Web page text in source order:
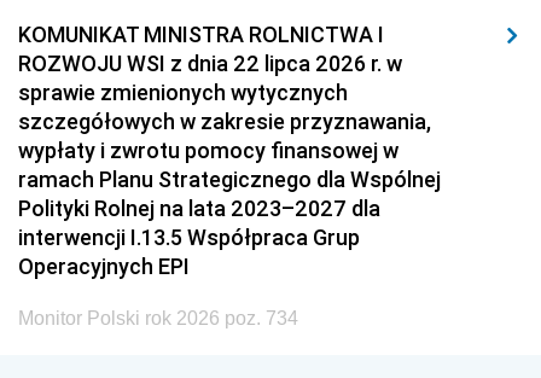
KOMUNIKAT MINISTRA ROLNICTWA I
ROZWOJU WSI z dnia 22 lipca 2026 r. w
sprawie zmienionych wytycznych
szczegółowych w zakresie przyznawania,
wypłaty i zwrotu pomocy finansowej w
ramach Planu Strategicznego dla Wspólnej
Polityki Rolnej na lata 2023–2027 dla
interwencji I.13.5 Współpraca Grup
Operacyjnych EPI
Monitor Polski rok 2026 poz. 734